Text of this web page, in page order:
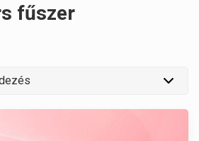
fűszer